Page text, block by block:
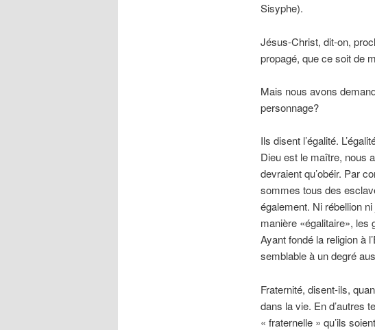
Sisyphe).
Jésus-Christ, dit-on,
propagé, que ce soit de
Mais nous avons
personnage?
Ils disent l’égalité.
Dieu est le maître, nous
devraient qu’obéir. Par
sommes tous des
également. Ni rébellion
manière «égalitaire», les
Ayant fondé la religion à
semblable à un degré
Fraternité, disent-ils,
dans la vie. En d’autres
« fraternelle » qu’ils